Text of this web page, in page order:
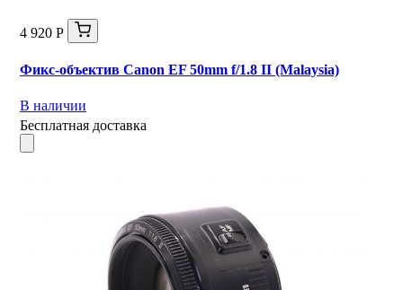
4 920 Р
Фикс-объектив Canon EF 50mm f/1.8 II (Malaysia)
В наличии
Бесплатная доставка